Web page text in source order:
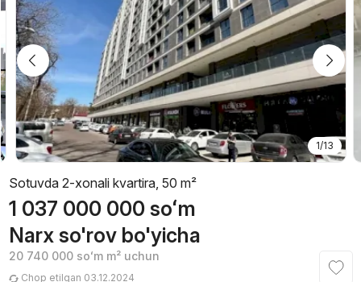
1/13
Sotuvda 2-xonali kvartira, 50 m²
1 037 000 000 soʻm
Narx so'rov bo'yicha
20 740 000 soʻmm² uchun
Chop etilgan 03.12.2024